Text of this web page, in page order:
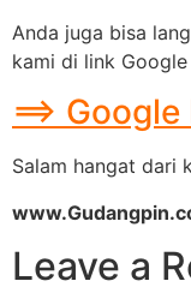
Anda juga bisa
kami di link
==>
Salam hangat dari
Leave a